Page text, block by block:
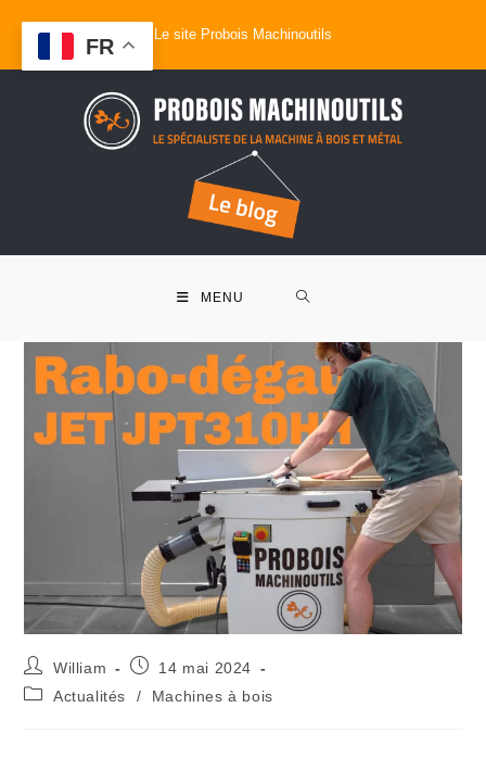
Le site Probois Machinoutils
MENU
William
14 mai 2024
Actualités
/ Machines à bois
FR